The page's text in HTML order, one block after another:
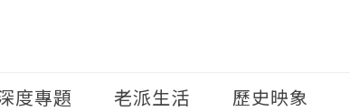
度專題 老派生活 歷史映象